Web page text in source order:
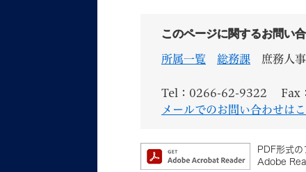
このページに関するお問い
所属一覧 総務課 庶務人
Tel：0266-62-9322
Fax
メールでのお問い合わせは
PDF形式
Adobe